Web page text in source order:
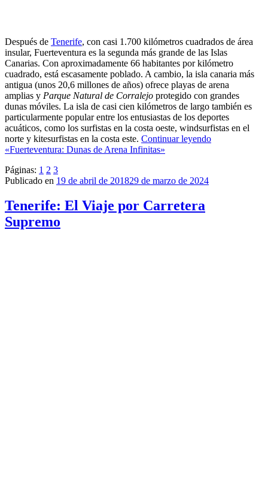
Después de Tenerife, con casi 1.700 kilómetros cuadrados de área
insular, Fuerteventura es la segunda más grande de las Islas
Canarias. Con aproximadamente 66 habitantes por kilómetro
cuadrado, está escasamente poblado. A cambio, la isla canaria más
antigua (unos 20,6 millones de años) ofrece playas de arena
amplias y Parque Natural de Corralejo protegido con grandes
dunas móviles. La isla de casi cien kilómetros de largo también es
particularmente popular entre los entusiastas de los deportes
acuáticos, como los surfistas en la costa oeste, windsurfistas en el
norte y kitesurfistas en la costa este. Continuar leyendo
«Fuerteventura: Dunas de Arena Infinitas»
Páginas: 1 2 3
Publicado en 19 de abril de 201829 de marzo de 2024
Tenerife: El Viaje por Carretera
Supremo